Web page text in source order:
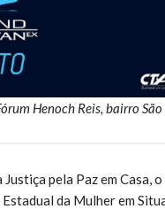
Henoch Reis, bairro
pela Paz em Casa,
da Mulher em